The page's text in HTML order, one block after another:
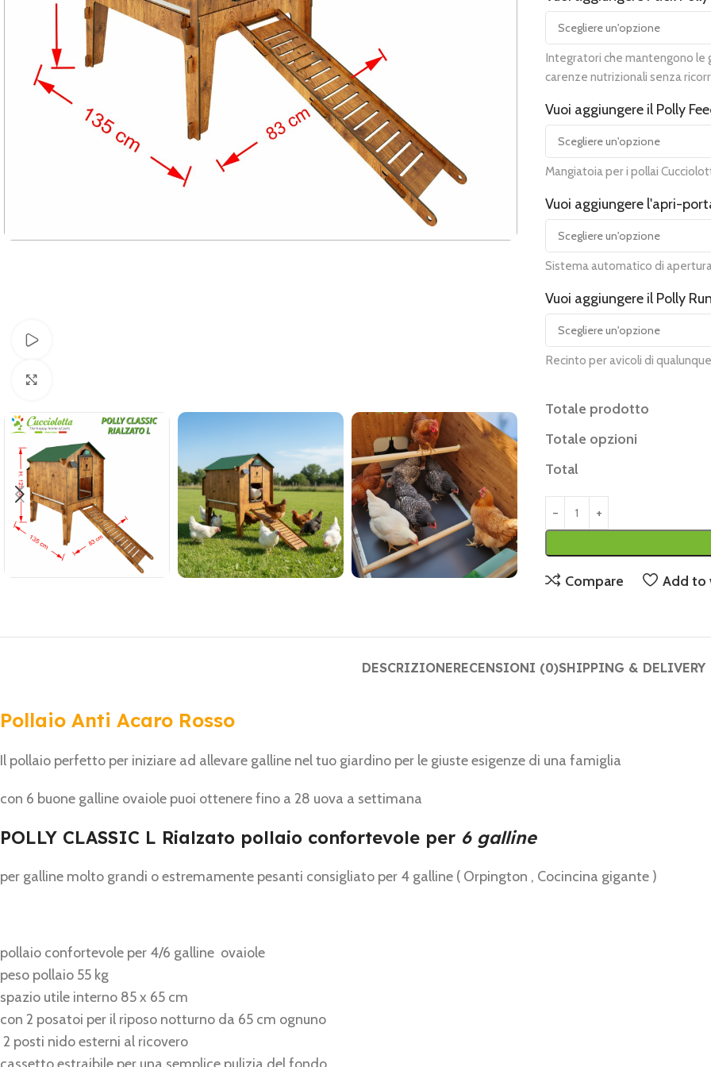
Integratori che mantengono le
carenze nutrizionali senza
Vuoi aggiungere il Polly
Mangiatoia per i pollai
Vuoi aggiungere l'apri-
Sistema automatico di
Vuoi aggiungere il Polly
Recinto per avicoli di
Totale prodotto
Totale opzioni
Total
Compare Add to
DESCRIZIONERECENSIONI (0)SHIPPING & DELIVERY
Pollaio Anti Acaro Rosso
Il pollaio perfetto per iniziare ad allevare galline nel tuo giardino per le giuste esigenze di una famiglia
con 6 buone galline ovaiole puoi ottenere fino a 28 uova a settimana
POLLY CLASSIC L Rialzato pollaio confortevole per 6 galline
per galline molto grandi o estremamente pesanti consigliato per 4 galline ( Orpington , Cocincina gigante )
pollaio confortevole per 4/6 galline ovaiole
peso pollaio 55 kg
spazio utile interno 85 x 65 cm
con 2 posatoi per il riposo notturno da 65 cm ognuno
2 posti nido esterni al ricovero